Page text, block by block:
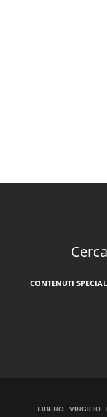
CONTENUTI
LIBERO VIRGILIO